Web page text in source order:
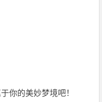
你的美妙梦境吧！